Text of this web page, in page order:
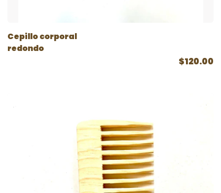
Cepillo corporal
redondo
$120.00